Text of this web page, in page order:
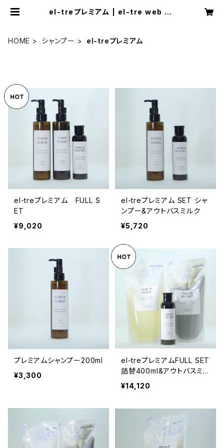
el-treプレミアム | el-tre web sh
HOME シャンプー el-treプレミアム
el-treプレミアム FULL S
ET
¥9,020
el-treプレミアム SET シャ
ンプー&アウトバスミルク
¥5,720
プレミアムシャンプー200ml
¥3,300
el-treプレミアムFULL SET
詰替400ml&アウトバスミル
ク
¥14,120